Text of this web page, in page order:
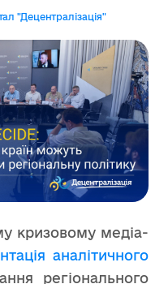
"Децентралізація"
кризовому медіа-
аналітичного
регіонального